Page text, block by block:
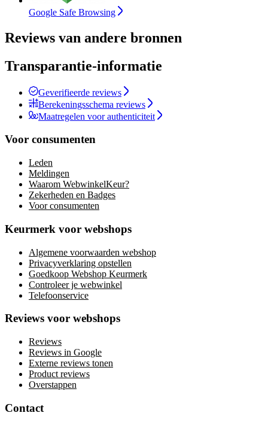
Google Safe Browsing
Reviews van andere bronnen
Transparantie-informatie
Geverifieerde reviews
Berekeningsschema reviews
Maatregelen voor authenticiteit
Voor consumenten
Leden
Meldingen
Waarom WebwinkelKeur?
Zekerheden en Badges
Voor consumenten
Keurmerk voor webshops
Algemene voorwaarden webshop
Privacyverklaring opstellen
Goedkoop Webshop Keurmerk
Controleer je webwinkel
Telefoonservice
Reviews voor webshops
Reviews
Reviews in Google
Externe reviews tonen
Product reviews
Overstappen
Contact